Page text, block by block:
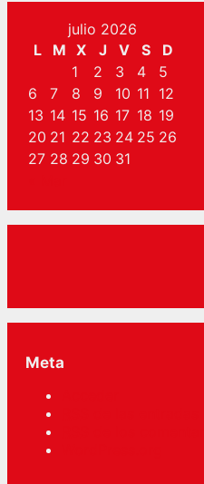
julio 2026
L
M X J V S D
1 2 3 4
5
6
7 8 9 10 11 12
13 14 15 16 17 18 19
20 21 22 23 24 25 26
27 28 29 30 31
Meta